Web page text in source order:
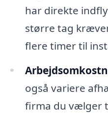
har direkte
større tag
flere timer til
også variere
firma du vælger